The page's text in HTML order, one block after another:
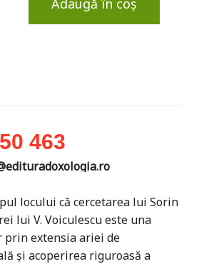
463
locului că cercetarea lui Sorin
lui V. Voiculescu este una
prin extensia ariei de
şi acoperirea riguroasă a